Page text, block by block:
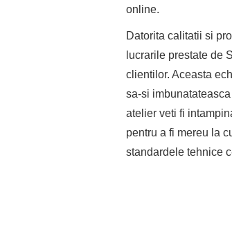
online.
Datorita calitatii si
lucrarile prestate de
clientilor. Aceasta
sa-si
atelier veti fi
pentru a fi mereu la
standardele tehnice